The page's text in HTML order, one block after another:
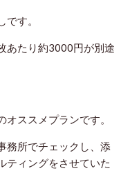
す。
あたり約3000円が別途
ススメプランです。
務所でチェックし、添
ティングをさせていた